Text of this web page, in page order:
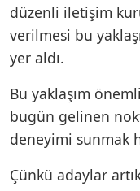
düzenli iletişim
verilmesi bu
yer aldı.
Bu yaklaşım
bugün gelinen
deneyimi sunmak
Çünkü adaylar